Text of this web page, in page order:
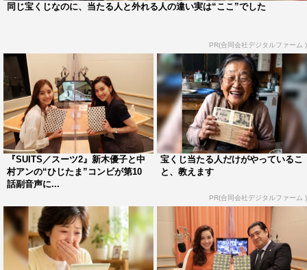
織田裕二
同じ宝くじなのに、当たる人と外れる人の違い実は“ここ”でした
PR(合同会社デジタルファーム )
『SUITS／スーツ2』新木優子と中
村アンの“ひじたま”コンビが第10
話副音声に...
宝くじ当たる人だけがやっているこ
と、教えます
PR(合同会社デジタルファーム )